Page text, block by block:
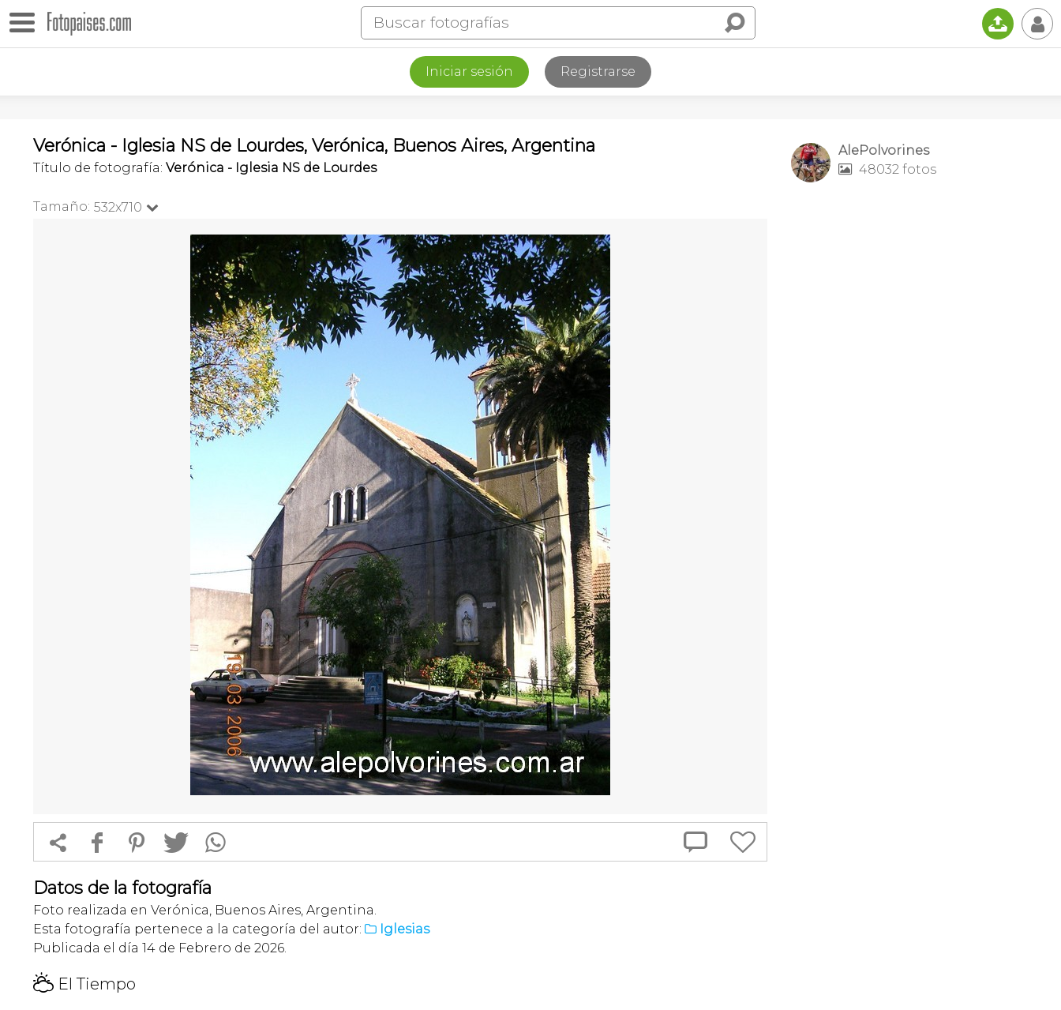
📤 👤
Iniciar sesión Registrarse
Verónica - Iglesia NS de Lourdes, Verónica, Buenos Aires, Argentina
Título de fotografía: Verónica - Iglesia NS de Lourdes
Tamaño: 532x710 
 f 1 T  
Datos de la fotografía
Foto realizada en Verónica, Buenos Aires, Argentina.
Esta fotografía pertenece a la categoría del autor:  Iglesias
Publicada el día 14 de Febrero de 2026.
H El Tiempo
AlePolvorines
 48032 fotos